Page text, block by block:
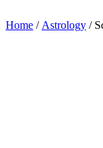
Home / Astrology /